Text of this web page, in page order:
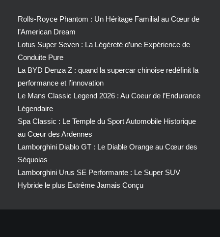
Rolls-Royce Phantom : Un Héritage Familial au Cœur de
l’American Dream
Lotus Super Seven : La Légèreté d’une Expérience de
Conduite Pure
La BYD Denza Z : quand la supercar chinoise redéfinit la
performance et l’innovation
Le Mans Classic Legend 2026 : Au Coeur de l’Endurance
Légendaire
Spa Classic : Le Temple du Sport Automobile Historique
au Cœur des Ardennes
Lamborghini Diablo GT : Le Diable Orange au Cœur des
Séquoias
Lamborghini Urus SE Performante : Le Super SUV
Hybride le plus Extrême Jamais Conçu